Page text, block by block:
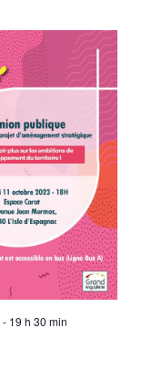
- 19 h 30 min